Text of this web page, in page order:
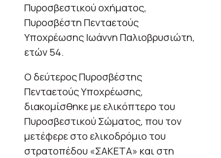
Πυροσβεστικού οχήματος,
Πυροσβέστη Πενταετούς
Υποχρέωσης Ιωάννη Παλιοβρυσιώτη,
ετών 54.
Ο δεύτερος Πυροσβέστης
Πενταετούς Υποχρέωσης,
διακομίσθηκε με ελικόπτερο του
Πυροσβεστικού Σώματος, που τον
μετέφερε στο ελικοδρόμιο του
στρατοπέδου «ΣΑΚΕΤΑ» και στη